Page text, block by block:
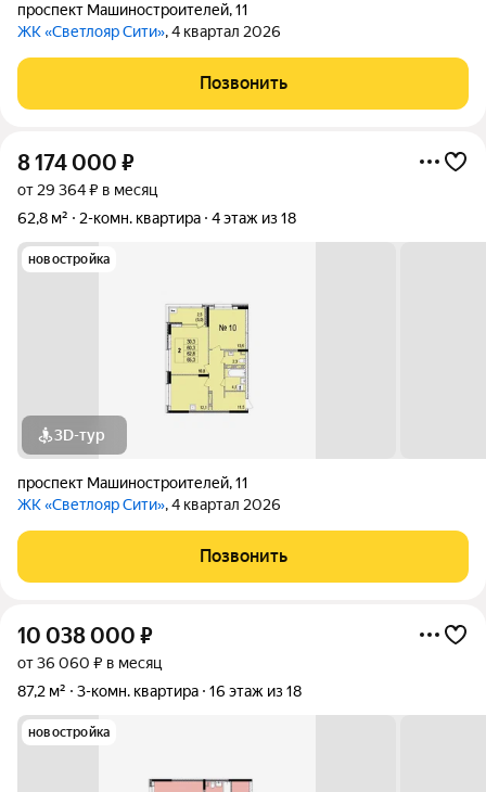
проспект Машиностроителей,11
ЖК «Светлояр Сити», 4 квартал 2026
Позвонить
8 174 000 ₽
от 29 364 ₽ в месяц
62,8 м²
2-комн. квартира 4 этаж из 18
новостройка
3D-тур
проспект Машиностроителей,11
ЖК «Светлояр Сити», 4 квартал 2026
Позвонить
10 038 000 ₽
от 36 060 ₽ в месяц
87,2 м²
3-комн. квартира 16 этаж из 18
новостройка